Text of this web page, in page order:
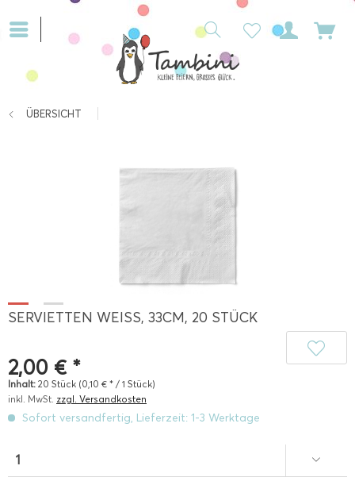
ÜBERSICHT
SERVIETTEN WEISS, 33CM, 20 STÜCK
2,00 € *
Inhalt: 20 Stück (0,10 € * / 1 Stück)
inkl. MwSt. zzgl. Versandkosten
Sofort versandfertig, Lieferzeit: 1-3 Werktage